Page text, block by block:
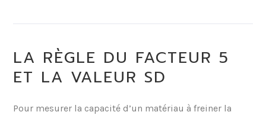
LA RÈGLE DU FACTEUR 5
ET LA VALEUR SD
Pour mesurer la capacité d’un matériau à freiner la